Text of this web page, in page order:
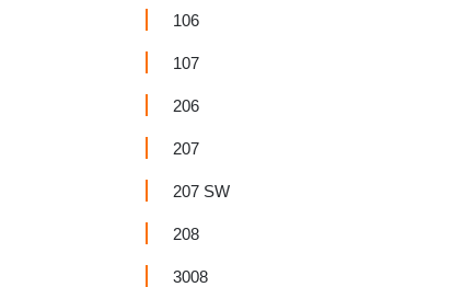
106
107
206
207
207 SW
208
3008